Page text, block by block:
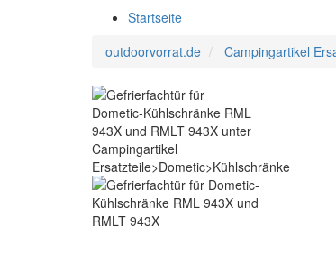
Startseite
outdoorvorrat.de
Campingartikel